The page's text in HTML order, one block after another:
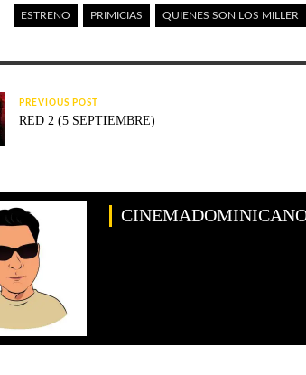
ESTRENO PRIMICIAS QUIENES SON LOS MILLER
PREVIOUS POST
RED 2 (5 SEPTIEMBRE)